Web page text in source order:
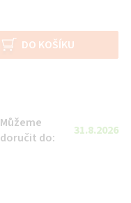
DO KOŠÍKU
Můžeme
doručit do:
31.8.2026